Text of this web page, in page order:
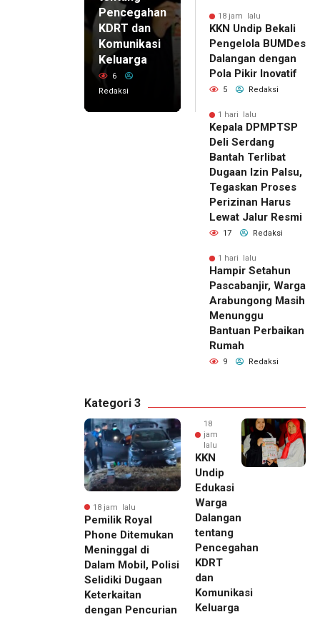
Pencegahan
KDRT dan
Komunikasi
Keluarga
6
Redaksi
18 jam lalu
KKN Undip Bekali
Pengelola BUMDes
Dalangan dengan
Pola Pikir Inovatif
5 Redaksi
1 hari lalu
Kepala DPMPTSP
Deli Serdang
Bantah Terlibat
Dugaan Izin Palsu,
Tegaskan Proses
Perizinan Harus
Lewat Jalur Resmi
17 Redaksi
1 hari lalu
Hampir Setahun
Pascabanjir, Warga
Arabungong Masih
Menunggu
Bantuan Perbaikan
Rumah
9 Redaksi
Kategori 3
18 jam lalu
Pemilik Royal
Phone Ditemukan
Meninggal di
Dalam Mobil, Polisi
Selidiki Dugaan
Keterkaitan
dengan Pencurian
18
jam
lalu
KKN
Undip
Edukasi
Warga
Dalangan
tentang
Pencegahan
KDRT
dan
Komunikasi
Keluarga